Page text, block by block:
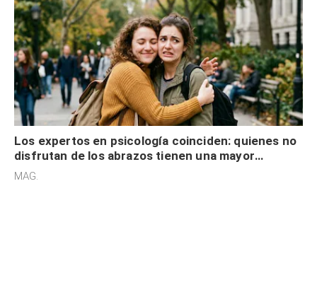
Los expertos en psicología coinciden: quienes no
disfrutan de los abrazos tienen una mayor
sensibilidad a los estímulos físicos y no es por
MAG.